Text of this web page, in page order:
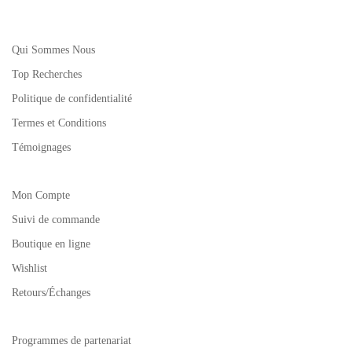
Qui Sommes Nous
Top Recherches
Politique de confidentialité
Termes et Conditions
Témoignages
Mon Compte
Suivi de commande
Boutique en ligne
Wishlist
Retours/Échanges
Programmes de partenariat